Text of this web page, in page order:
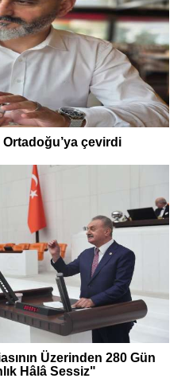
çevirdi
Üzerinden 280 Gün
Hâlâ Sessiz"